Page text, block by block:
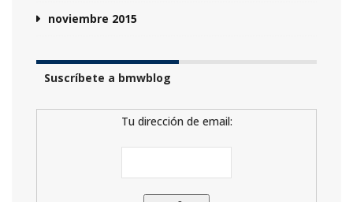
noviembre 2015
Suscríbete a bmwblog
Tu dirección de email: